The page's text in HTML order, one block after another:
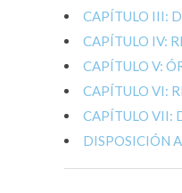
CAPÍTULO III:
CAPÍTULO IV:
CAPÍTULO V:
CAPÍTULO VI:
CAPÍTULO VII:
DISPOSICIÓN